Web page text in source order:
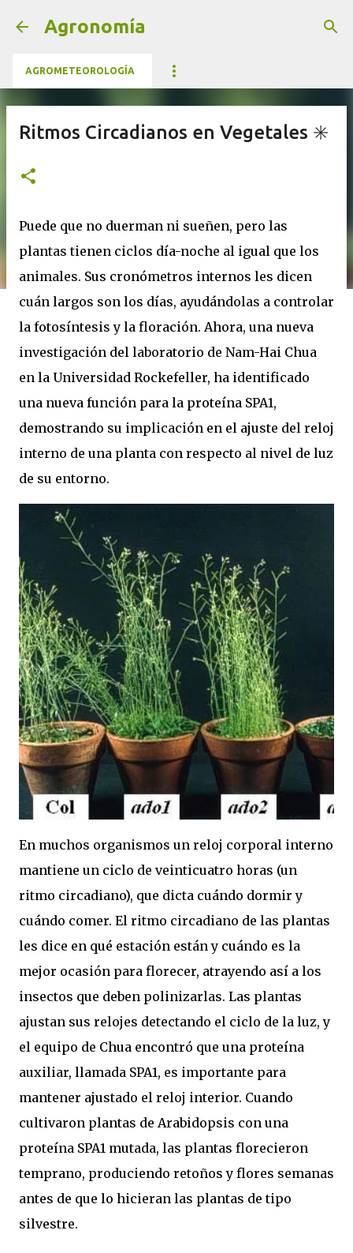
Ir al contenido principal
Agronomía
AGROMETEOROLOGÍA
Ritmos Circadianos en Vegetales ✳️
Puede que no duerman ni sueñen, pero las
plantas tienen ciclos día-noche al igual que los
animales. Sus cronómetros internos les dicen
cuán largos son los días, ayudándolas a controlar
la fotosíntesis y la floración. Ahora, una nueva
investigación del laboratorio de Nam-Hai Chua
en la Universidad Rockefeller, ha identificado
una nueva función para la proteína SPA1,
demostrando su implicación en el ajuste del reloj
interno de una planta con respecto al nivel de luz
de su entorno.
En muchos organismos un reloj corporal interno
mantiene un ciclo de veinticuatro horas (un
ritmo circadiano), que dicta cuándo dormir y
cuándo comer. El ritmo circadiano de las plantas
les dice en qué estación están y cuándo es la
mejor ocasión para florecer, atrayendo así a los
insectos que deben polinizarlas. Las plantas
ajustan sus relojes detectando el ciclo de la luz, y
el equipo de Chua encontró que una proteína
auxiliar, llamada SPA1, es importante para
mantener ajustado el reloj interior. Cuando
cultivaron plantas de Arabidopsis con una
proteína SPA1 mutada, las plantas florecieron
temprano, produciendo retoños y flores semanas
antes de que lo hicieran las plantas de tipo
silvestre.